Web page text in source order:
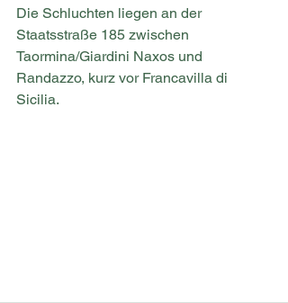
Die Schluchten liegen an der
Staatsstraße 185 zwischen
Taormina/Giardini Naxos und
Randazzo, kurz vor Francavilla di
Sicilia.